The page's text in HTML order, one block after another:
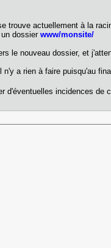
trouve actuellement à la
un dossierwww/monsite/
le nouveau dossier, et
n'y a rien à faire puisqu'au
d'éventuelles incidences de